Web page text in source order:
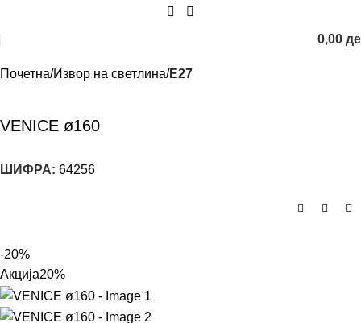
0,00
Почетна Извор на светлина E27
VENICE ø160
ШИФРА: 64256
-20%
Акција20%